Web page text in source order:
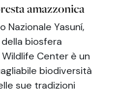
amazzonica
Nazionale Yasuní,
biosfera
Center è un
biodiversità
sue tradizioni